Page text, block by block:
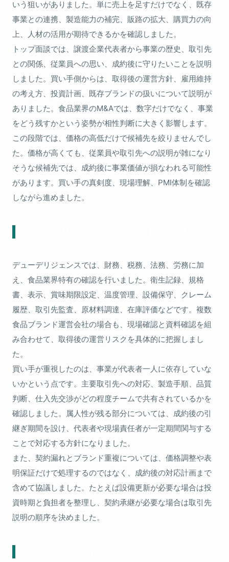
いう狙いがありました。単に売上を足すだけでなく、既存
事業との連携、製造能力の補完、販路の拡大、購買力の向
上、人材の活用が期待できるかを確認しました。
トップ面談では、譲渡企業代表者から事業の歴史、取引先
との関係、従業員への思い、成約後に守りたいことを説明
しました。買い手側からは、取得後の運営方針、雇用維持
の考え方、投資計画、既存ブランドの扱いについて説明が
ありました。食品業界のM&Aでは、数字だけでなく、事業
をどう残すかという姿勢が相性判断に大きく影響します。
この段階では、価格の高低だけで候補先を絞りませんでし
た。価格が高くても、従業員や取引先への説明が雑になり
そうな候補先では、成約後に事業価値が損なわれる可能性
があります。買い手の真剣度、現場理解、PMI体制を確認
しながら進めました。
デューデリジェンスでは、財務、税務、法務、労務に加
え、食品業界特有の確認を行いました。衛生記録、規格
書、表示、賞味期限設定、温度管理、設備保守、クレーム
履歴、取引先監査、原材料調達、在庫評価などです。複数
食品ブランド運営会社の場合も、現場確認と資料確認を組
み合わせて、取得後の運営リスクを具体的に把握しまし
た。
買い手が重視したのは、事業が代表者一人に依存していな
いかという点です。主要取引先への対応、製造手順、品質
判断、仕入先交渉がどの程度チームで共有されているかを
確認しました。属人性が残る部分については、成約後の引
継ぎ期間を設け、代表者や現場責任者が一定期間関与する
ことで対応する方針になりました。
また、契約漏れとブランド重複については、価格調整や表
明保証だけで処理するのではなく、成約後の対応計画まで
含めて協議しました。たとえば設備更新が必要な場合は投
資時期と負担者を整理し、契約承継が必要な場合は取引先
説明の順序を決めました。